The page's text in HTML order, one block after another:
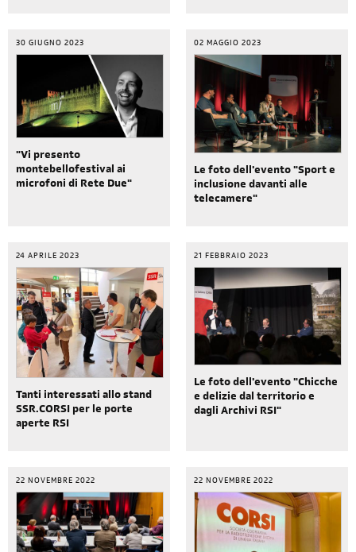
30 GIUGNO 2023
"Vi presento
montebellofestival ai
microfoni di Rete Due"
02 MAGGIO 2023
Le foto dell'evento "Sport e
inclusione davanti alle
telecamere"
24 APRILE 2023
Tanti interessati allo stand
SSR.CORSI per le porte
aperte RSI
21 FEBBRAIO 2023
Le foto dell'evento "Chicche
e delizie dal territorio e
dagli Archivi RSI"
22 NOVEMBRE 2022 22 NOVEMBRE 2022